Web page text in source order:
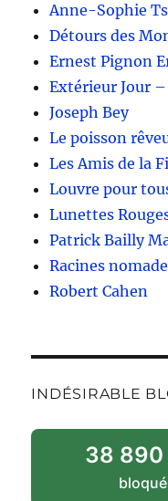
Anne-Sophie
Détours des
Ernest Pignon
Extérieur Jour –
Joseph Bey
Le poisson
Les Amis de la
Louvre pour
Lunettes
Patrick Bailly
Racines
Robert Cahen
INDÉSIRABLE
38 890